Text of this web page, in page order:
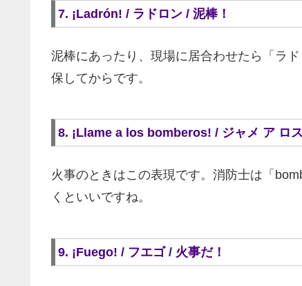
7. ¡Ladrón! / ラドロン / 泥棒！
泥棒にあったり、現場に居合わせたら「ラ
保してからです。
8. ¡Llame a los bomberos! / ジャメ ア ロ
火事のときはこの表現です。消防士は「
くといいですね。
9. ¡Fuego! / フエゴ / 火事だ！